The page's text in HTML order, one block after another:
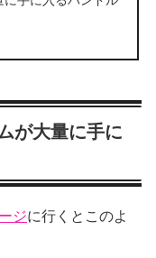
が大量に手に
ジに行くとこのよ